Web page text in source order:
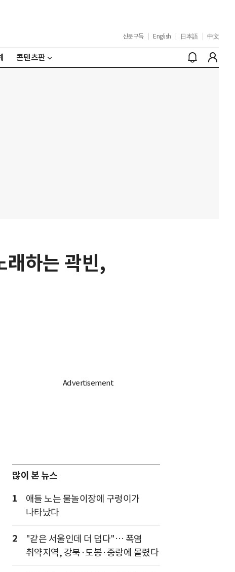
신문구독 English 日本語 中文
콘텐츠판
하는 곽빈,
많이 본 뉴스
1
애들 노는 물놀이장에 구렁이가
나타났다
2
"같은 서울인데 더 덥다"… 폭염
취약지역, 강북·도봉·중랑에 몰렸다